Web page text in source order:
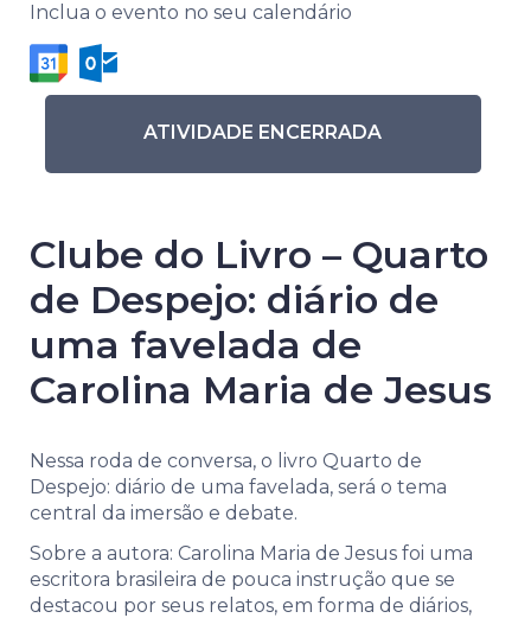
Inclua o evento no seu calendário
ATIVIDADE ENCERRADA
Clube do Livro – Quarto
de Despejo: diário de
uma favelada de
Carolina Maria de Jesus
Nessa roda de conversa, o livro Quarto de
Despejo: diário de uma favelada, será o tema
central da imersão e debate.
Sobre a autora: Carolina Maria de Jesus foi uma
escritora brasileira de pouca instrução que se
destacou por seus relatos, em forma de diários,